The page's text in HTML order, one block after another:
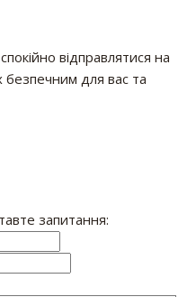
відправлятися на
безпечним для вас та
запитання: